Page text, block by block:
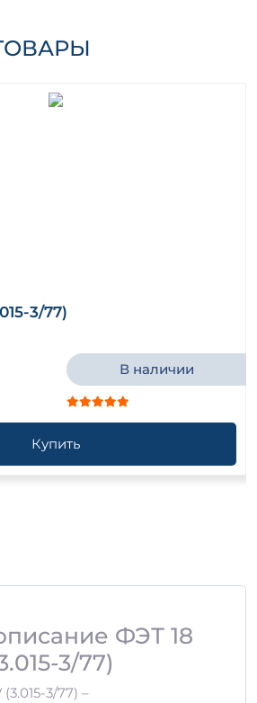
3/77)
В наличии
Купить
ФЭТ 18
3/77)
3/77) –